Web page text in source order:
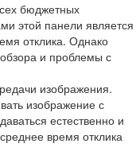
бюджетных
этой панели является
отклика. Однако
и проблемы с
изображения.
изображение с
естественно и
время отклика